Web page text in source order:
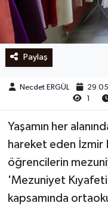
Paylaş
Necdet ERGÜL
1
Yaşamın her
hareket eden İzmir
öğrencilerin
'Mezuniyet
kapsamında
Ege
İzmir
İletişim
Künye
Yerel